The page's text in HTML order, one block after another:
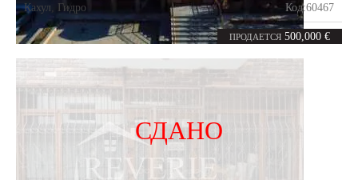
ПРОДАЕТСЯ 500,000 €
Кахул Гидро Код:60467
10комнат 540 m²
СДАНО